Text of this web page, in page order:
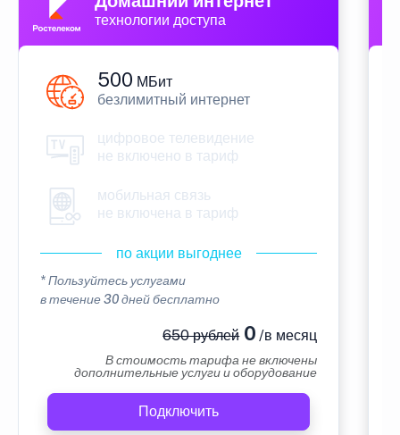
технологии доступа
500 МБит
безлимитный интернет
цифровое телевидение
не включено в тариф
мобильная связь
не включена в тариф
по акции выгоднее
* Пользуйтесь услугами
в течение 30 дней бесплатно
650 рублей0 /в месяц
В стоимость тарифа не включены
дополнительные услуги и оборудование
Подключить